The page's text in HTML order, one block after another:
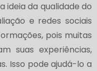
da qualidade do
e redes sociais
pois muitas
suas experiências,
Isso pode ajudá-lo a